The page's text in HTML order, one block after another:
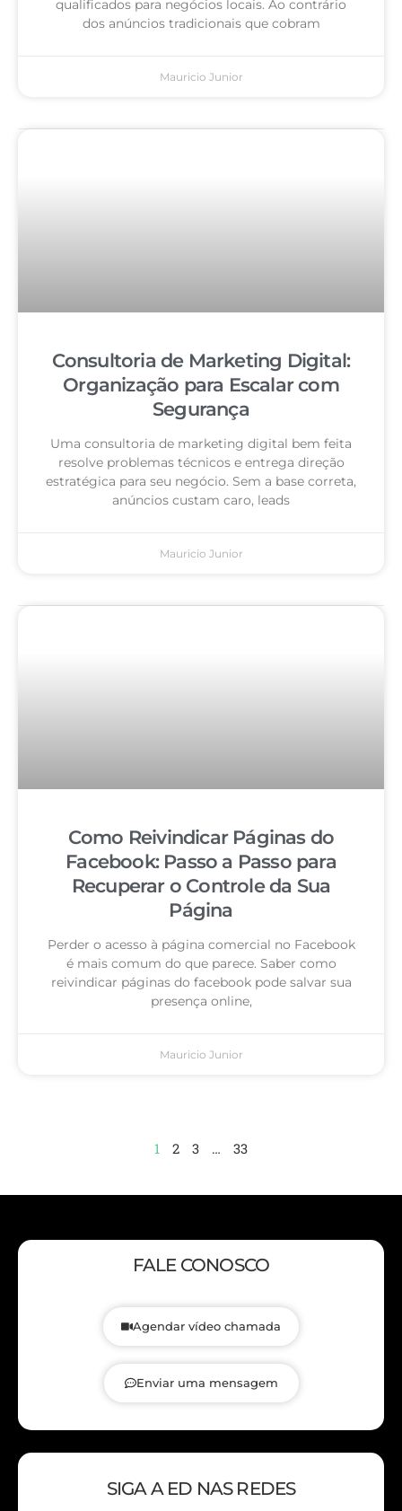
qualificados para negócios locais. Ao contrário
dos anúncios tradicionais que cobram
Mauricio Junior
Consultoria de Marketing Digital:
Organização para Escalar com
Segurança
Uma consultoria de marketing digital bem feita
resolve problemas técnicos e entrega direção
estratégica para seu negócio. Sem a base correta,
anúncios custam caro, leads
Mauricio Junior
Como Reivindicar Páginas do
Facebook: Passo a Passo para
Recuperar o Controle da Sua
Página
Perder o acesso à página comercial no Facebook
é mais comum do que parece. Saber como
reivindicar páginas do facebook pode salvar sua
presença online,
Mauricio Junior
1 2 3 … 33
FALE CONOSCO
Agendar vídeo chamada
Enviar uma mensagem
SIGA A ED NAS REDES